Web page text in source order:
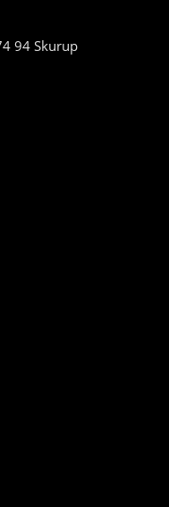
94 Skurup